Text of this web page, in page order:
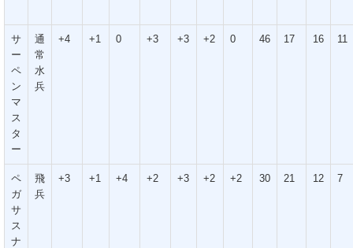
サ
ー
ペ
ン
マ
ス
タ
ー
通
常
水
兵
+4 +1 0 +3 +3 +2 0 46 17 16 11
ペ
ガ
サ
ス
ナ
飛
兵
+3 +1 +4 +2 +3 +2 +2 30 21 12 7